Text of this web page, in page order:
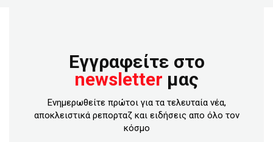
Εγγραφείτε στο
newsletter μας
Ενημερωθείτε πρώτοι για τα τελευταία νέα,
αποκλειστικά ρεπορταζ και ειδήσεις απο όλο τον
κόσμο